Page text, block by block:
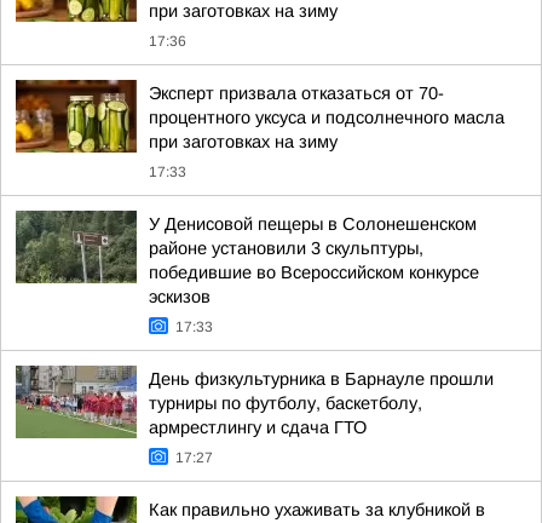
при заготовках на зиму
17:36
Эксперт призвала отказаться от 70-
процентного уксуса и подсолнечного масла
при заготовках на зиму
17:33
У Денисовой пещеры в Солонешенском
районе установили 3 скульптуры,
победившие во Всероссийском конкурсе
эскизов
17:33
День физкультурника в Барнауле прошли
турниры по футболу, баскетболу,
армрестлингу и сдача ГТО
17:27
Как правильно ухаживать за клубникой в